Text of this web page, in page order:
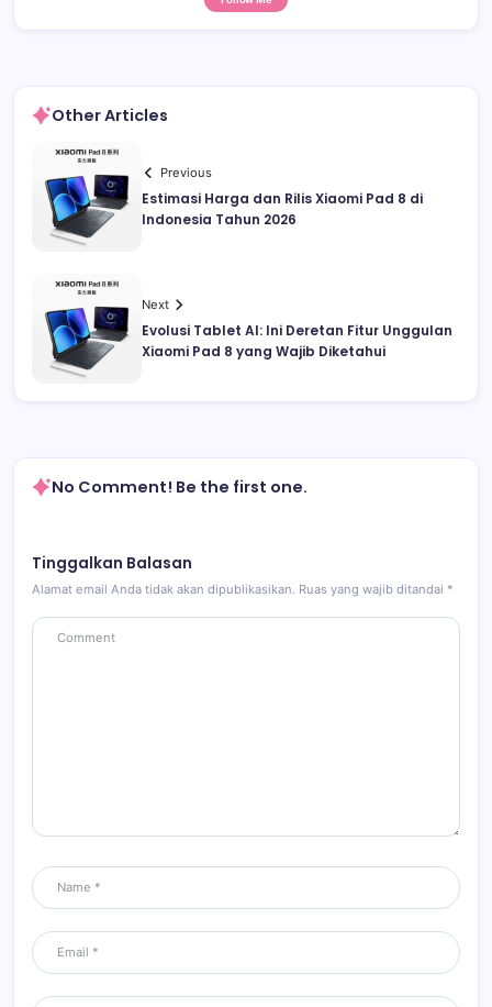
Other Articles
Previous
Estimasi Harga dan Rilis Xiaomi Pad 8 di
Indonesia Tahun 2026
Next
Evolusi Tablet AI: Ini Deretan Fitur Unggulan
Xiaomi Pad 8 yang Wajib Diketahui
No Comment! Be the first one.
Tinggalkan Balasan
Alamat email Anda tidak akan dipublikasikan. Ruas yang wajib ditandai *